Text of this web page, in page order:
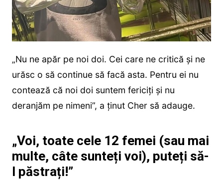
„Nu ne apăr pe noi doi. Cei care ne critică și ne
urăsc o să continue să facă asta. Pentru ei nu
contează că noi doi suntem fericiți și nu
deranjăm pe nimeni”, a ținut Cher să adauge.
„Voi, toate cele 12 femei (sau mai
multe, câte sunteți voi), puteți să-
l păstrați!”